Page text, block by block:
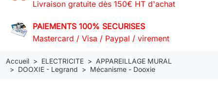
Livraison gratuite dès 150€ HT d'achat
PAIEMENTS 100% SECURISES
Mastercard / Visa / Paypal / virement
Accueil ELECTRICITE
APPAREILLAGE MURAL
DOOXIE - Legrand
Mécanisme - Dooxie